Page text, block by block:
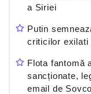
a Siriei
Putin
criticilor exilati
Flota fantomă
sancționate,
email de